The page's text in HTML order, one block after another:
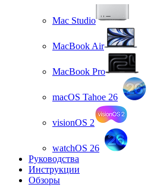
Mac Studio
MacBook Air
MacBook Pro
macOS Tahoe 26
visionOS 2
watchOS 26
Руководства
Инструкции
Обзоры